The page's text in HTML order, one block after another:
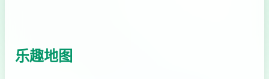
乐趣地图